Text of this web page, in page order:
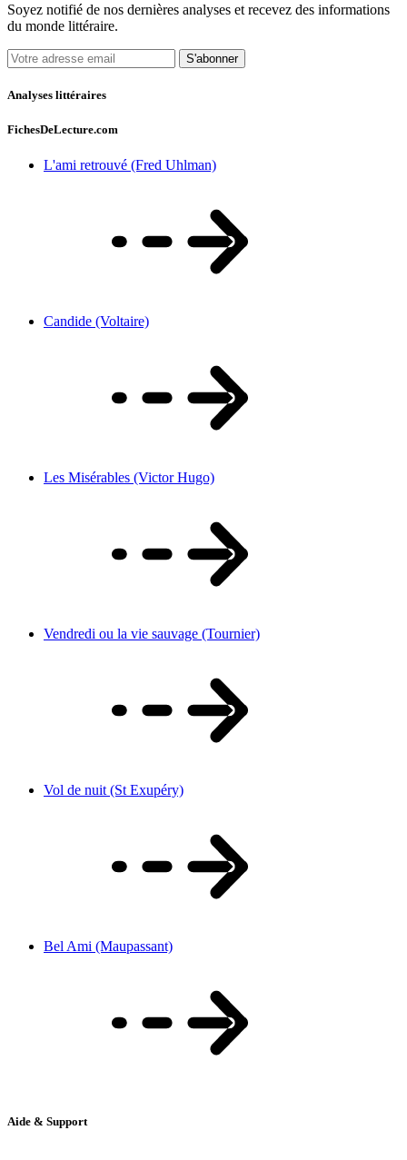
Soyez notifié de nos dernières analyses et recevez des informations
du monde littéraire.
S'abonner
Analyses littéraires
FichesDeLecture.com
L'ami retrouvé (Fred Uhlman)
Candide (Voltaire)
Les Misérables (Victor Hugo)
Vendredi ou la vie sauvage (Tournier)
Vol de nuit (St Exupéry)
Bel Ami (Maupassant)
Aide & Support